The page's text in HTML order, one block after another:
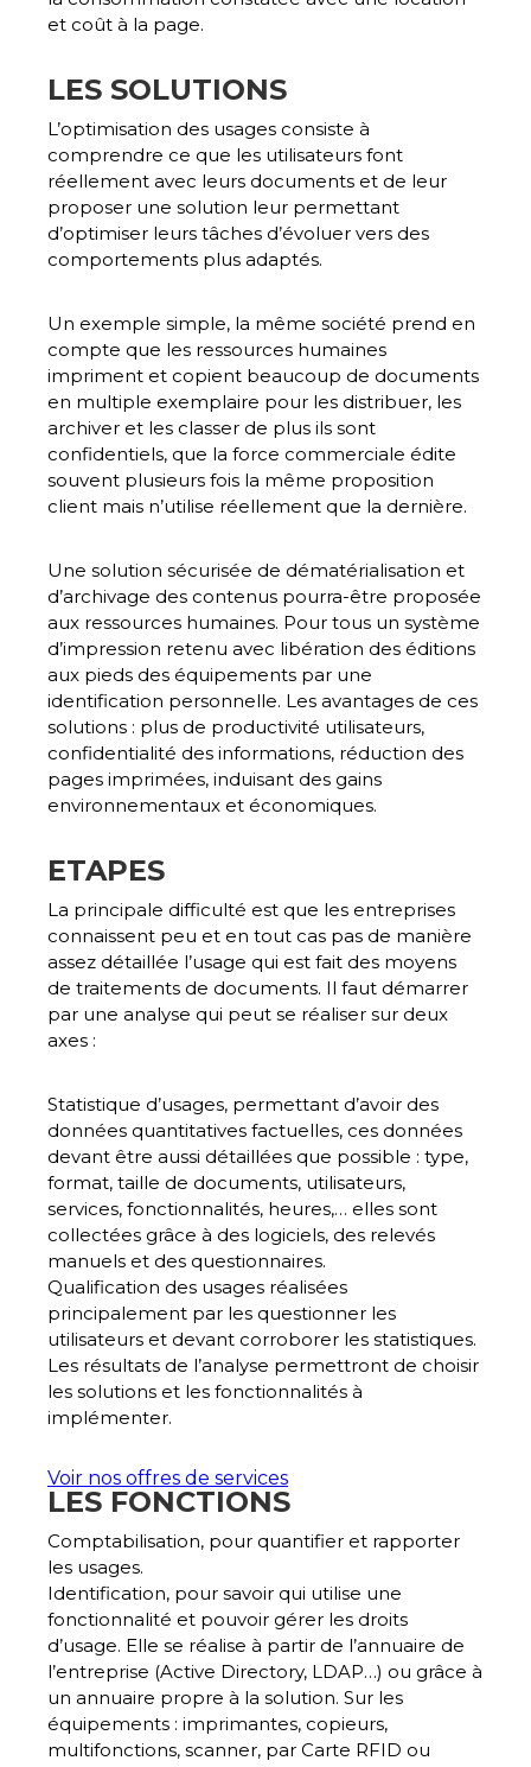
et coût à la page.
LES SOLUTIONS
L’optimisation des usages consiste à
comprendre ce que les utilisateurs font
réellement avec leurs documents et de leur
proposer une solution leur permettant
d’optimiser leurs tâches d’évoluer vers des
comportements plus adaptés.
Un exemple simple, la même société prend en
compte que les ressources humaines
impriment et copient beaucoup de documents
en multiple exemplaire pour les distribuer, les
archiver et les classer de plus ils sont
confidentiels, que la force commerciale édite
souvent plusieurs fois la même proposition
client mais n’utilise réellement que la dernière.
Une solution sécurisée de dématérialisation et
d’archivage des contenus pourra-être proposée
aux ressources humaines. Pour tous un système
d’impression retenu avec libération des éditions
aux pieds des équipements par une
identification personnelle. Les avantages de ces
solutions : plus de productivité utilisateurs,
confidentialité des informations, réduction des
pages imprimées, induisant des gains
environnementaux et économiques.
ETAPES
La principale difficulté est que les entreprises
connaissent peu et en tout cas pas de manière
assez détaillée l’usage qui est fait des moyens
de traitements de documents. Il faut démarrer
par une analyse qui peut se réaliser sur deux
axes :
Statistique d’usages, permettant d’avoir des
données quantitatives factuelles, ces données
devant être aussi détaillées que possible : type,
format, taille de documents, utilisateurs,
services, fonctionnalités, heures,… elles sont
collectées grâce à des logiciels, des relevés
manuels et des questionnaires.
Qualification des usages réalisées
principalement par les questionner les
utilisateurs et devant corroborer les statistiques.
Les résultats de l’analyse permettront de choisir
les solutions et les fonctionnalités à
implémenter.
Voir nos offres de services
LES FONCTIONS
Comptabilisation, pour quantifier et rapporter
les usages.
Identification, pour savoir qui utilise une
fonctionnalité et pouvoir gérer les droits
d’usage. Elle se réalise à partir de l’annuaire de
l’entreprise (Active Directory, LDAP…) ou grâce à
un annuaire propre à la solution. Sur les
équipements : imprimantes, copieurs,
multifonctions, scanner, par Carte RFID ou